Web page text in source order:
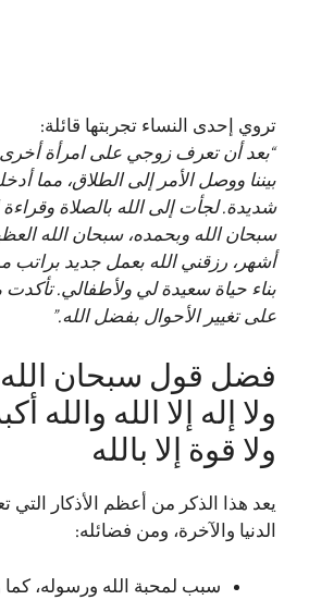
تروي إحدى النساء تجربتها قائلة:
“بعد أن تعرف زوجي على امرأة
بيننا ووصل الأمر إلى الطلاق، مما
شديدة. لجأت إلى الله بالصلاة وقراءة
سبحان الله وبحمده، سبحان الله
أشهر، رزقني الله بعمل جديد براتب
بناء حياة سعيدة لي ولأطفالي. تأكدت
على تغيير الأحوال بفضل الله.”
فضل قول سبحان الله
ولا إله إلا الله والله
ولا قوة إلا بالله
يعد هذا الذكر من أعظم الأذكار التي
الدنيا والآخرة، ومن فضائله:
سبب لمحبة الله ورسوله،